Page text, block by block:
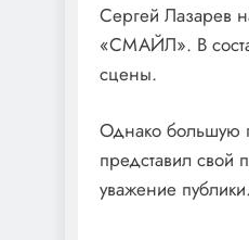
Сергей Лазарев
«СМАЙЛ». В
сцены.
Однако большую
представил свой
уважение публики.